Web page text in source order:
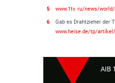
5 www.1tv. ru/news/
6
Gab es Draht­zieher der
www.heise.de/tp/
AIB